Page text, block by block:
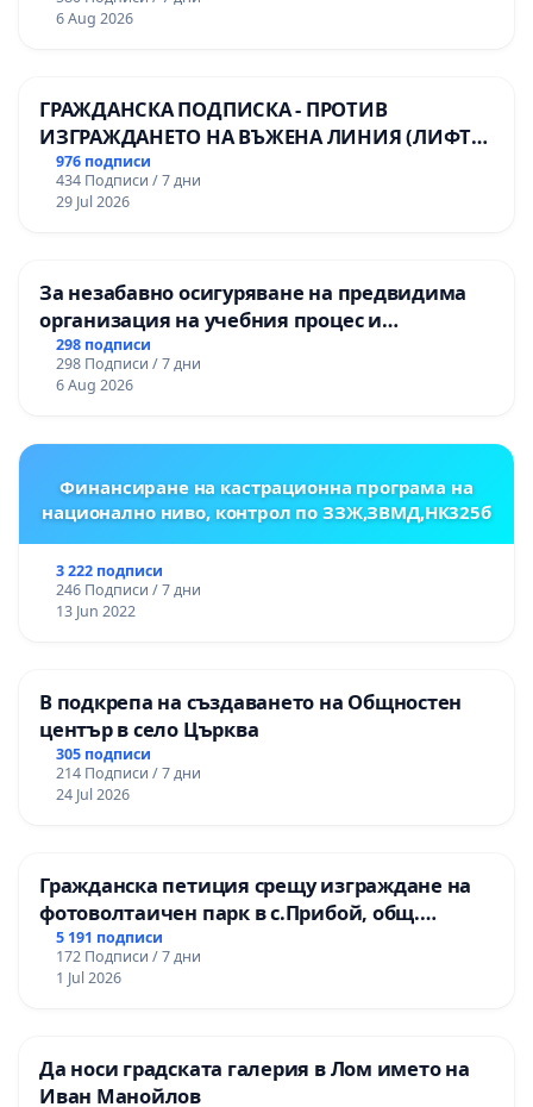
6 Aug 2026
ГРАЖДАНСКА ПОДПИСКА - ПРОТИВ
ИЗГРАЖДАНЕТО НА ВЪЖЕНА ЛИНИЯ (ЛИФТ)
НА ТЕРИТОРИЯТА НА ПРИРОДНА
ЗАБЕЛЕЖИТЕЛНОСТ „ХЪЛМ НА
ОСВОБОДИТЕЛИТЕ“ (БУНАРДЖИК)
976 подписи
434 Подписи / 7 дни
29 Jul 2026
За незабавно осигуряване на предвидима
организация на учебния процес и
гарантиране на правото на равнопоставено
и качествено образование на учениците от
ОУ „Княз Александър I“ и Хуманитарна
298 подписи
298 Подписи / 7 дни
6 Aug 2026
Финансиране на кастрационна програма на
национално ниво, контрол по ЗЗЖ,ЗВМД,НК325б
3 222 подписи
246 Подписи / 7 дни
13 Jun 2022
В подкрепа на създаването на Общностен
център в село Църква
305 подписи
214 Подписи / 7 дни
24 Jul 2026
Гражданска петиция срещу изграждане на
фотоволтаичен парк в с.Прибой, общ.
Радомир
5 191 подписи
172 Подписи / 7 дни
1 Jul 2026
Да носи градската галерия в Лом името на
Иван Манойлов